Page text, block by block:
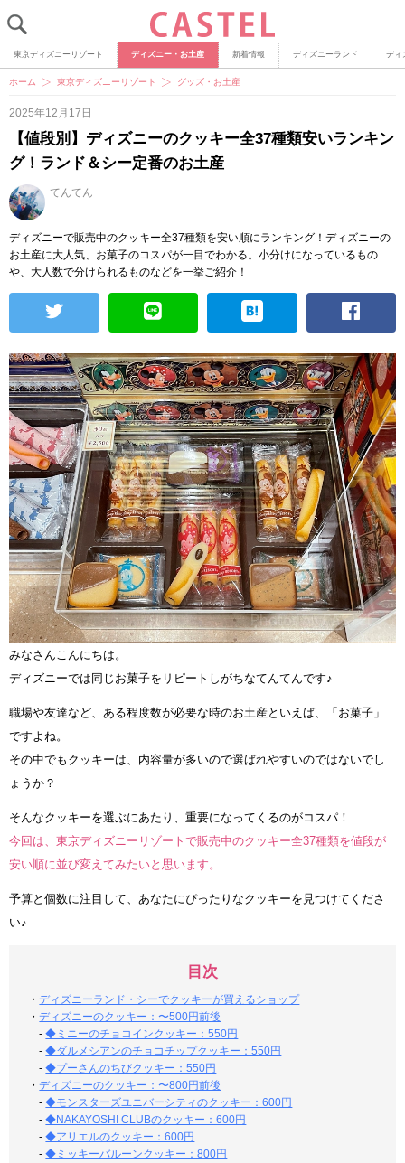
東京ディズニーリゾート ディズニー・お土産 新着情報 ディズニーランド ディ
ホーム 東京ディズニーリゾート グッズ・お土産
2025年12月17日
【値段別】ディズニーのクッキー全37種類安いランキン
グ！ランド＆シー定番のお土産
てんてん
ディズニーで販売中のクッキー全37種類を安い順にランキング！ディズニーの
お土産に大人気、お菓子のコスパが一目でわかる。小分けになっているもの
や、大人数で分けられるものなどを一挙ご紹介！
みなさんこんにちは。
ディズニーでは同じお菓子をリピートしがちなてんてんです♪
職場や友達など、ある程度数が必要な時のお土産といえば、「お菓子」
ですよね。
その中でもクッキーは、内容量が多いので選ばれやすいのではないでし
ょうか？
そんなクッキーを選ぶにあたり、重要になってくるのがコスパ！
今回は、東京ディズニーリゾートで販売中のクッキー全37種類を値段が
安い順に並び変えてみたいと思います。
予算と個数に注目して、あなたにぴったりなクッキーを見つけてくださ
い♪
目次
・ディズニーランド・シーでクッキーが買えるショップ
・ディズニーのクッキー：〜500円前後
-◆ミニーのチョコインクッキー：550円
-◆ダルメシアンのチョコチップクッキー：550円
-◆プーさんのちびクッキー：550円
・ディズニーのクッキー：〜800円前後
-◆モンスターズユニバーシティのクッキー：600円
-◆NAKAYOSHI CLUBのクッキー：600円
-◆アリエルのクッキー：600円
-◆ミッキーバルーンクッキー：800円